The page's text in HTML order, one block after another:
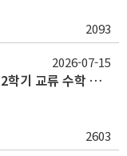
2093
[그린바이오 혁신융합대학] 2026학년도 2학기 교류 수학 안내(충남대)
2603
2026-07-15